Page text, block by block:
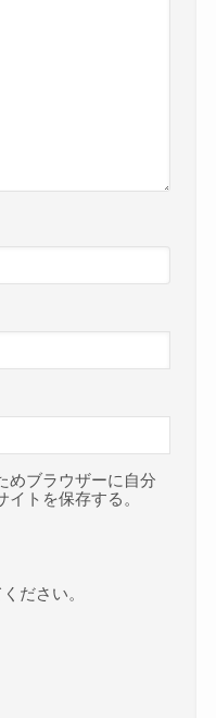
めブラウザーに自分
トを保存する。
ださい。